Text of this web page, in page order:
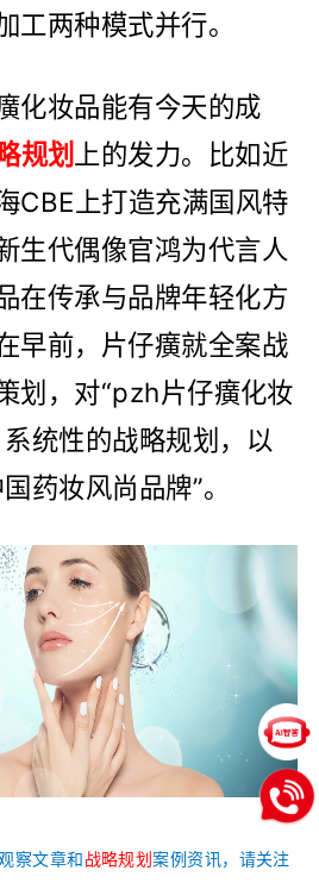
工两种模式并行。
化妆品能有今天的成
规划 上的发力。比如近
CBE上打造充满国风特
生代偶像官鸿为代言人
在传承与品牌年轻化方
早前，片仔癀就全案战
划，对“pzh片仔癀化妆
统性的战略规划，以
药妆风尚品牌”。
察文章和战略规划案例资讯，请关注